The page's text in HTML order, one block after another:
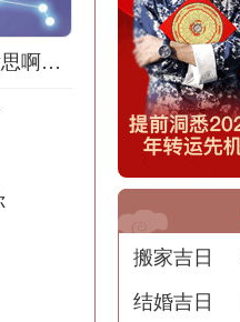
梦到地膜什么意思啊解梦用
搬家吉日
结婚吉日